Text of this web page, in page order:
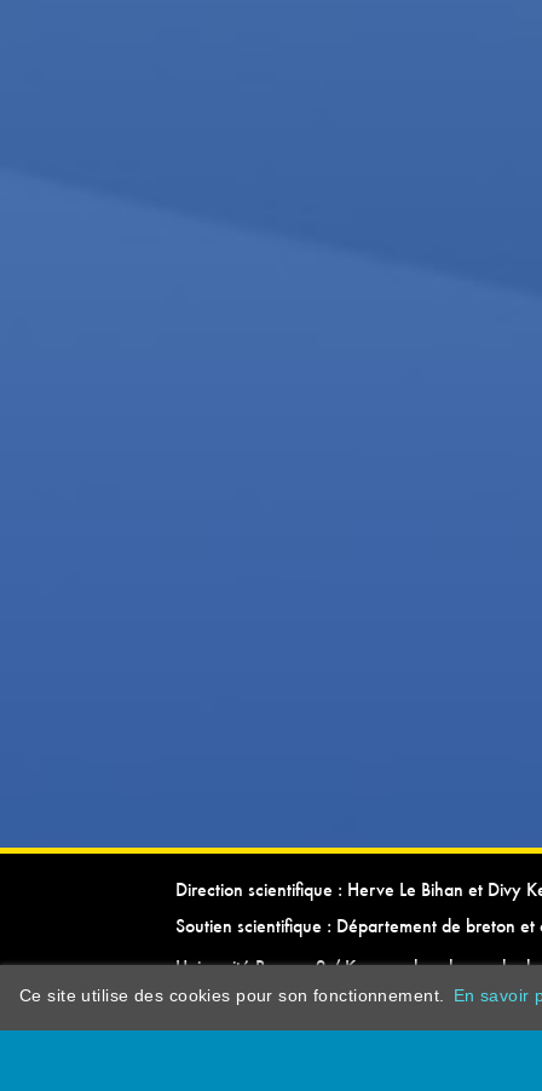
Direction scientifique : Herve Le Bihan et Divy
Soutien scientifique : Département de breton et
Université Rennes 2 / Kevrenn brezhoneg ha
Ce site utilise des cookies pour son fonctionnement. En savoir